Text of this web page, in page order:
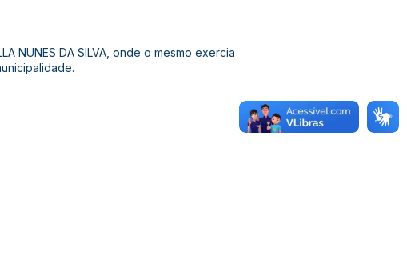
NUNES DA SILVA, onde o mesmo exercia